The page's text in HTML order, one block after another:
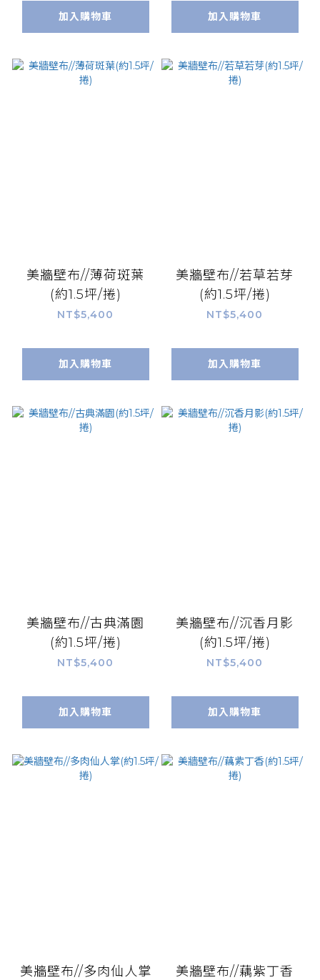
加入購物車 加入購物車
美牆壁布//薄荷斑葉
(約1.5坪/捲)
NT$5,400
加入購物車
美牆壁布//若草若芽
(約1.5坪/捲)
NT$5,400
加入購物車
美牆壁布//古典滿園
(約1.5坪/捲)
NT$5,400
加入購物車
美牆壁布//沉香月影
(約1.5坪/捲)
NT$5,400
加入購物車
美牆壁布//多肉仙人掌
美牆壁布//藕紫丁香